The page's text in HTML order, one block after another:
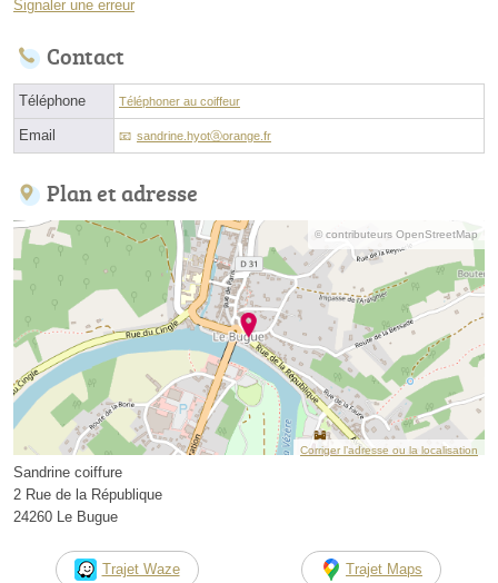
Signaler une erreur
Contact
Téléphone Téléphoner au coiffeur
Email sandrine.hyotⓐorange.fr
Plan et adresse
© contributeurs OpenStreetMap
Corriger l’adresse ou la localisation
Sandrine coiffure
2 Rue de la République
24260 Le Bugue
Trajet Waze Trajet Maps